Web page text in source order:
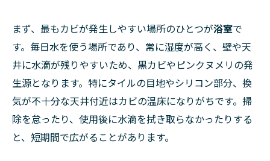
まず、最もカビが発生しやすい場所のひとつが浴室で
す。毎日水を使う場所であり、常に湿度が高く、壁や天
井に水滴が残りやすいため、黒カビやピンクヌメリの発
生源となります。特にタイルの目地やシリコン部分、換
気が不十分な天井付近はカビの温床になりがちです。掃
除を怠ったり、使用後に水滴を拭き取らなかったりする
と、短期間で広がることがあります。